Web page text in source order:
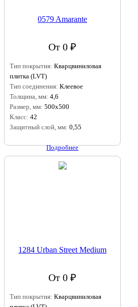
0579 Amarante
От 0 ₽
Тип покрытия: Кварцвиниловая
плитка (LVT)
Тип соединения: Клеевое
Толщина, мм: 4,6
Размер, мм: 500x500
Класс: 42
Защитный слой, мм: 0,55
Подробнее
1284 Urban Street Medium
От 0 ₽
Тип покрытия: Кварцвиниловая